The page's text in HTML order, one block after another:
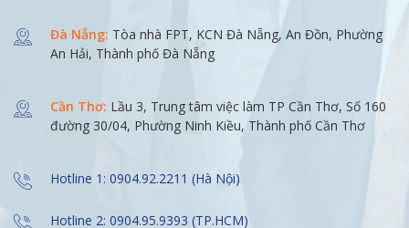
Đà Nẵng: Tòa nhà FPT, KCN Đà Nẵng, An Đồn, Phường
An Hải, Thành phố Đà Nẵng
Cần Thơ: Lầu 3, Trung tâm việc làm TP Cần Thơ, Số 160
đường 30/04, Phường Ninh Kiều, Thành phố Cần Thơ
Hotline 1: 0904.92.2211 (Hà Nội)
Hotline 2: 0904.95.9393 (TP.HCM)